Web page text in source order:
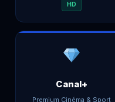
HD
Canal+
Premium Cinéma & Sport